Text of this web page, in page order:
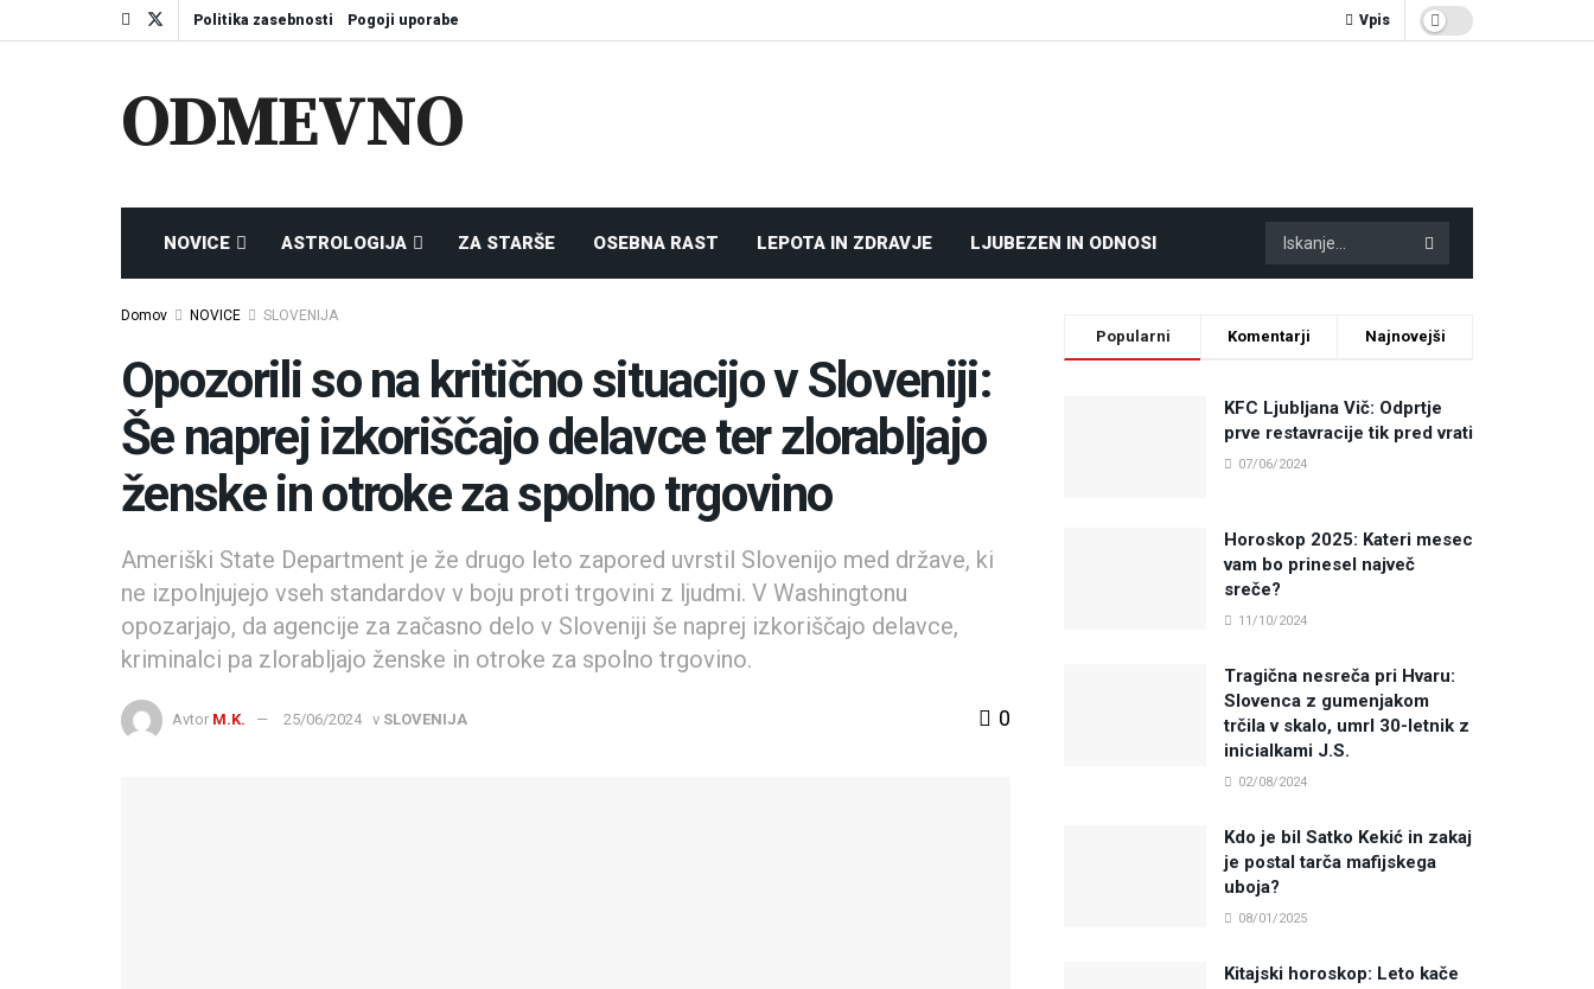
Politika zasebnosti Pogoji uporabe Vpis
ODMEVNO
NOVICE ASTROLOGIJA ZA STARŠE OSEBNA RAST LEPOTA IN ZDRAVJE LJUBEZEN IN ODNOSI
Domov NOVICE SLOVENIJA
Opozorili so na kritično situacijo v Sloveniji:
Še naprej izkoriščajo delavce ter zlorabljajo
ženske in otroke za spolno trgovino
Ameriški State Department je že drugo leto zapored uvrstil Slovenijo med države, ki
ne izpolnjujejo vseh standardov v boju proti trgovini z ljudmi. V Washingtonu
opozarjajo, da agencije za začasno delo v Sloveniji še naprej izkoriščajo delavce,
kriminalci pa zlorabljajo ženske in otroke za spolno trgovino.
Avtor M.K. 25/06/2024 v SLOVENIJA 0
Popularni Komentarji Najnovejši
KFC Ljubljana Vič: Odprtje
prve restavracije tik pred vrati
07/06/2024
Horoskop 2025: Kateri mesec
vam bo prinesel največ
sreče?
11/10/2024
Tragična nesreča pri Hvaru:
Slovenca z gumenjakom
trčila v skalo, umrl 30-letnik z
inicialkami J.S.
02/08/2024
Kdo je bil Satko Kekić in zakaj
je postal tarča mafijskega
uboja?
08/01/2025
Kitajski horoskop: Leto kače